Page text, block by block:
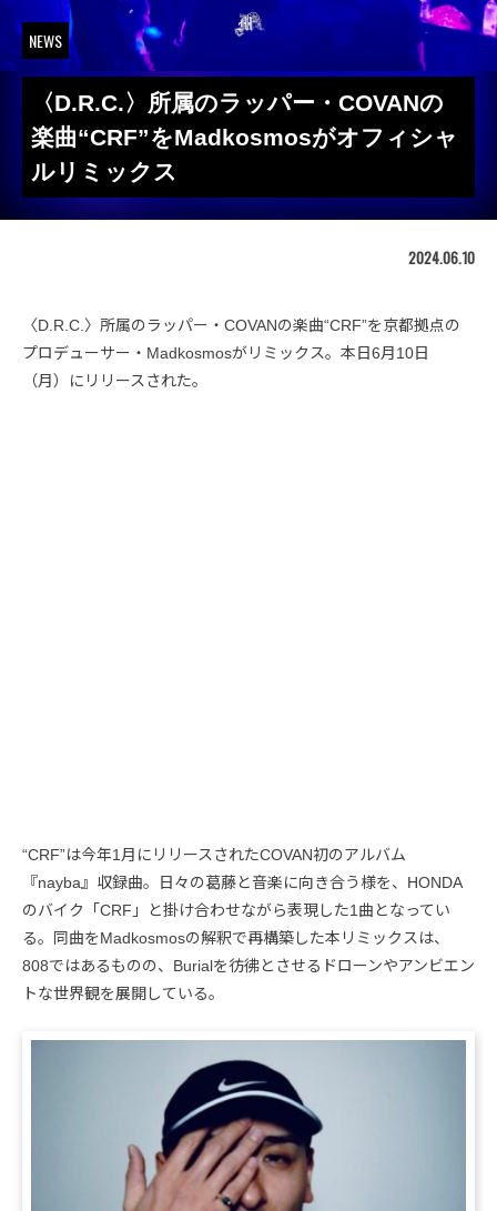
NEWS
〈D.R.C.〉所属のラッパー・COVANの
楽曲“CRF”をMadkosmosがオフィシャ
ルリミックス
2024.06.10
〈D.R.C.〉所属のラッパー・COVANの楽曲“CRF”を京都拠点の
プロデューサー・Madkosmosがリミックス。本日6月10日
（月）にリリースされた。
“CRF”は今年1月にリリースされたCOVAN初のアルバム
『nayba』収録曲。日々の葛藤と音楽に向き合う様を、HONDA
のバイク「CRF」と掛け合わせながら表現した1曲となってい
る。同曲をMadkosmosの解釈で再構築した本リミックスは、
808ではあるものの、Burialを彷彿とさせるドローンやアンビエン
トな世界観を展開している。